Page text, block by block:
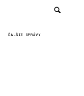
ĎALŠIE SPRÁVY